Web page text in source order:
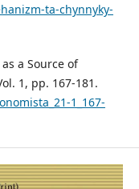
ta-chynnyky-
a Source of
1, pp. 167-181.
1_167-